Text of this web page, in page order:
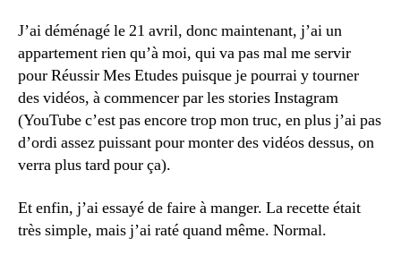
J’ai déménagé le 21 avril, donc maintenant, j’ai un
appartement rien qu’à moi, qui va pas mal me servir
pour Réussir Mes Etudes puisque je pourrai y tourner
des vidéos, à commencer par les stories Instagram
(YouTube c’est pas encore trop mon truc, en plus j’ai pas
d’ordi assez puissant pour monter des vidéos dessus, on
verra plus tard pour ça).
Et enfin, j’ai essayé de faire à manger. La recette était
très simple, mais j’ai raté quand même. Normal.